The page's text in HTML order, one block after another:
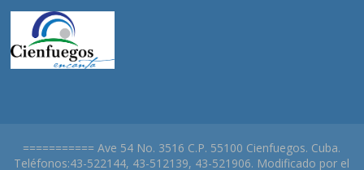
=========== Ave 54 No. 3516 C.P. 55100 Cienfuegos. Cuba.
Teléfonos:43-522144, 43-512139, 43-521906. Modificado por el